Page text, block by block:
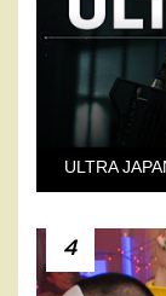
ULTRA
4